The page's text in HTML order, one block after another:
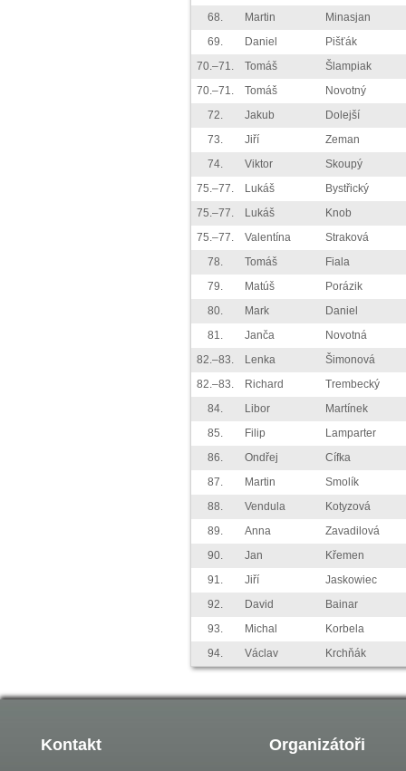
68.
Martin
Minasjan
69.
Daniel
Pišťák
70.–71.
Tomáš
Šlampiak
70.–71.
Tomáš
Novotný
72.
Jakub
Dolejší
73.
Jiří
Zeman
74.
Viktor
Skoupý
75.–77.
Lukáš
Bystřický
75.–77.
Lukáš
Knob
75.–77.
Valentína
Straková
78.
Tomáš
Fiala
79.
Matúš
Porázik
80.
Mark
Daniel
81.
Janča
Novotná
82.–83.
Lenka
Šimonová
82.–83.
Richard
Trembecký
84.
Libor
Martínek
85.
Filip
Lamparter
86.
Ondřej
Cífka
87.
Martin
Smolík
88.
Vendula
Kotyzová
89.
Anna
Zavadilová
90.
Jan
Křemen
91.
Jiří
Jaskowiec
92.
David
Bainar
93.
Michal
Korbela
94.
Václav Krchňák
Kontakt Organizátoři